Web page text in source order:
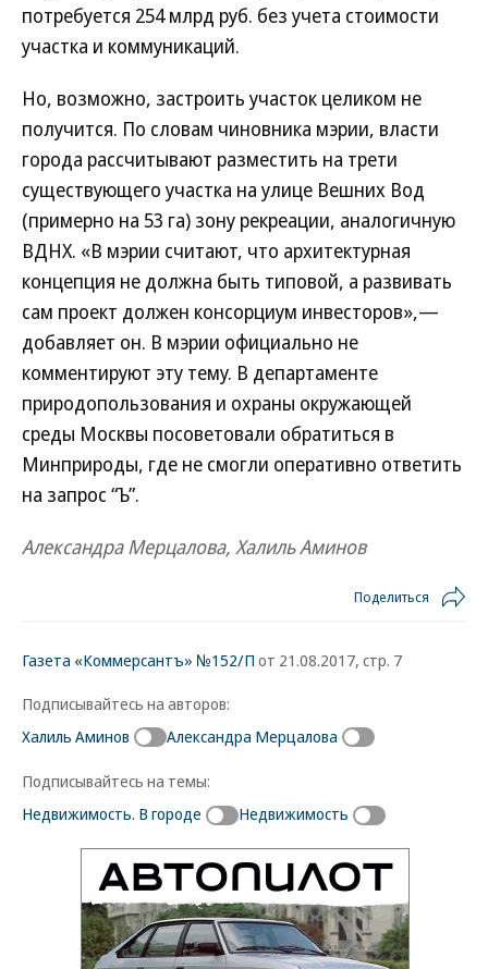
потребуется 254 млрд руб. без учета стоимости
участка и коммуникаций.
Но, возможно, застроить участок целиком не
получится. По словам чиновника мэрии, власти
города рассчитывают разместить на трети
существующего участка на улице Вешних Вод
(примерно на 53 га) зону рекреации, аналогичную
ВДНХ. «В мэрии считают, что архитектурная
концепция не должна быть типовой, а развивать
сам проект должен консорциум инвесторов»,—
добавляет он. В мэрии официально не
комментируют эту тему. В департаменте
природопользования и охраны окружающей
среды Москвы посоветовали обратиться в
Минприроды, где не смогли оперативно ответить
на запрос “Ъ”.
Александра Мерцалова, Халиль Аминов
Поделиться
Газета «Коммерсантъ» №152/П от 21.08.2017, стр. 7
Подписывайтесь на авторов:
Халиль Аминов
Александра Мерцалова
Подписывайтесь на темы:
Недвижимость. В городе
Недвижимость